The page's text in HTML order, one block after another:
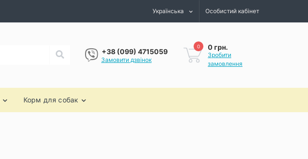
Українська Особистий кабінет
+38 (099) 4715059
Замовити дзвінок
0 0 грн.
Зробити
замовлення
Корм для собак